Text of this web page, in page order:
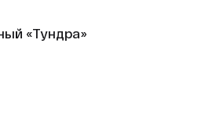
«Тундра»
инструмент, который станет
работах. Изготовленный из